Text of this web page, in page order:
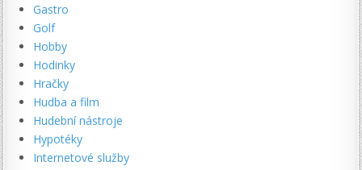
Gastro
Golf
Hobby
Hodinky
Hračky
Hudba a film
Hudební nástroje
Hypotéky
Internetové služby